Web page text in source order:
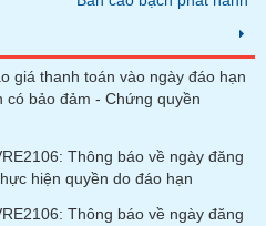
giá thanh toán vào ngày đáo hạn
có bảo đảm - Chứng quyền
Thông báo về ngày đăng
hiện quyền do đáo hạn
Thông báo về ngày đăng